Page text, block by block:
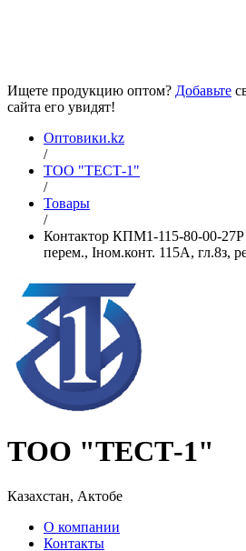
Ищете продукцию оптом? Добавьте
сайта его увидят!
Оптовики.kz
/
ТОО "ТЕСТ-1"
/
Товары
/
Контактор КПМ1-115-80-00-
перем., Iном.конт. 115А, гл.8з,
ТОО "ТЕСТ-1"
Казахстан, Актобе
О компании
Контакты